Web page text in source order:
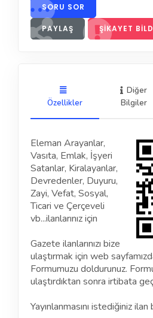
SORU SOR
PAYLAŞ ŞIKAYET
Özellikler
Diğer
Bilgiler
Eleman Arayanlar,
Vasıta, Emlak, İşyeri
Satanlar, Kiralayanlar,
Devredenler, Duyuru,
Zayi, Vefat, Sosyal,
Ticari ve Çerçeveli
vb...ilanlarınız için
Gazete ilanlarınızı bize
ulaştırmak için web
Formumuzu doldurunuz.
ulaştırdıktan sonra irtibata
Yayınlanmasını istediğiniz